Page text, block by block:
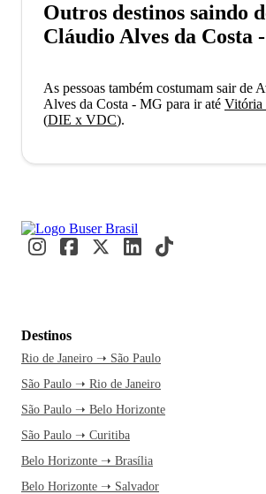
Outros destinos saindo
Cláudio Alves da Costa
As pessoas também costumam sair de
Alves da Costa - MG para ir até Vitória
(DIE x VDC).
Destinos
Rio de Janeiro ➝ São Paulo
São Paulo ➝ Rio de Janeiro
São Paulo ➝ Belo Horizonte
São Paulo ➝ Curitiba
Belo Horizonte ➝ Brasília
Belo Horizonte ➝ Salvador